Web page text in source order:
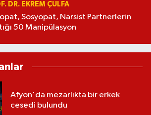
DR. EKREM ÇULFA
Sosyopat, Narsist Partnerlerin
50 Manipülasyon
Afyon'da mezarlıkta bir erkek
cesedi bulundu